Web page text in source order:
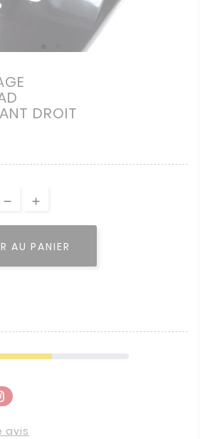
DROIT
AU PANIER
avis